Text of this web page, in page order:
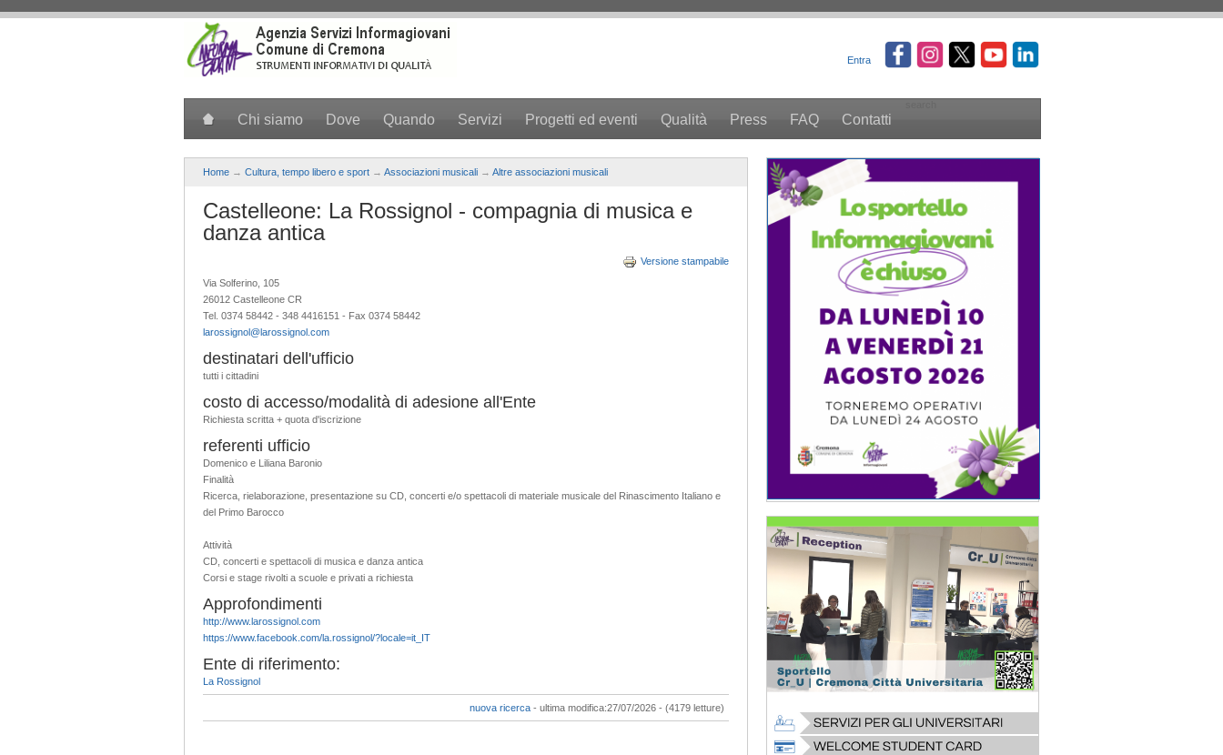
Entra
Chi siamo Dove Quando Servizi Progetti ed eventi Qualità Press FAQ Contatti
Home → Cultura, tempo libero e sport → Associazioni musicali → Altre associazioni musicali
Castelleone: La Rossignol - compagnia di musica e
danza antica
Versione stampabile
Via Solferino, 105
26012 Castelleone CR
Tel. 0374 58442 - 348 4416151 - Fax 0374 58442
larossignol@larossignol.com
destinatari dell'ufficio
tutti i cittadini
costo di accesso/modalità di adesione all'Ente
Richiesta scritta + quota d'iscrizione
referenti ufficio
Domenico e Liliana Baronio
Finalità
Ricerca, rielaborazione, presentazione su CD, concerti e/o spettacoli di materiale musicale del Rinascimento Italiano e
del Primo Barocco
Attività
CD, concerti e spettacoli di musica e danza antica
Corsi e stage rivolti a scuole e privati a richiesta
Approfondimenti
http://www.larossignol.com
https://www.facebook.com/la.rossignol/?locale=it_IT
Ente di riferimento:
La Rossignol
nuova ricerca - ultima modifica:27/07/2026 - (4179 letture)